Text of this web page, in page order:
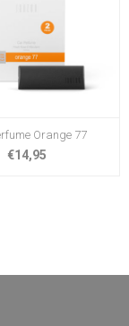
Orange 77
€14,95